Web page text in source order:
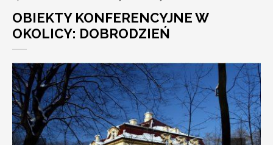
OBIEKTY KONFERENCYJNE W
OKOLICY: DOBRODZIEŃ